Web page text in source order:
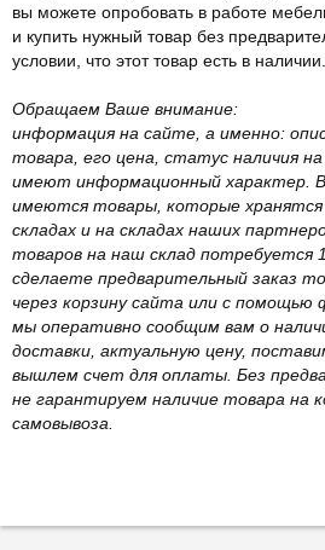
вы можете опробовать в работе
и купить нужный товар без
условии, что этот товар есть в наличии.
Обращаем Ваше внимание:
информация на сайте, а именно:
товара, его цена, статус наличия на
имеют информационный характер.
имеются товары, которые хранятся
складах и на складах наших
товаров на наш склад потребуется
сделаете предварительный заказ
через корзину сайта или с помощью
мы оперативно сообщим вам о
доставки, актуальную цену,
вышлем счет для оплаты. Без
не гарантируем наличие товара на
самовывоза.